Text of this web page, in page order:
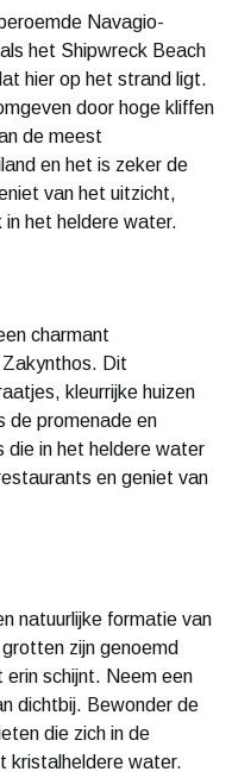
Navagio-
het Shipwreck Beach
hier op het strand ligt.
door hoge kliffen
de meest
en het is zeker de
van het uitzicht,
het heldere water.
charmant
Dit
kleurrijke huizen
de promenade en
die in het heldere water
en geniet van
natuurlijke formatie van
zijn genoemd
schijnt. Neem een
dichtbij. Bewonder de
die zich in de
kristalheldere water.